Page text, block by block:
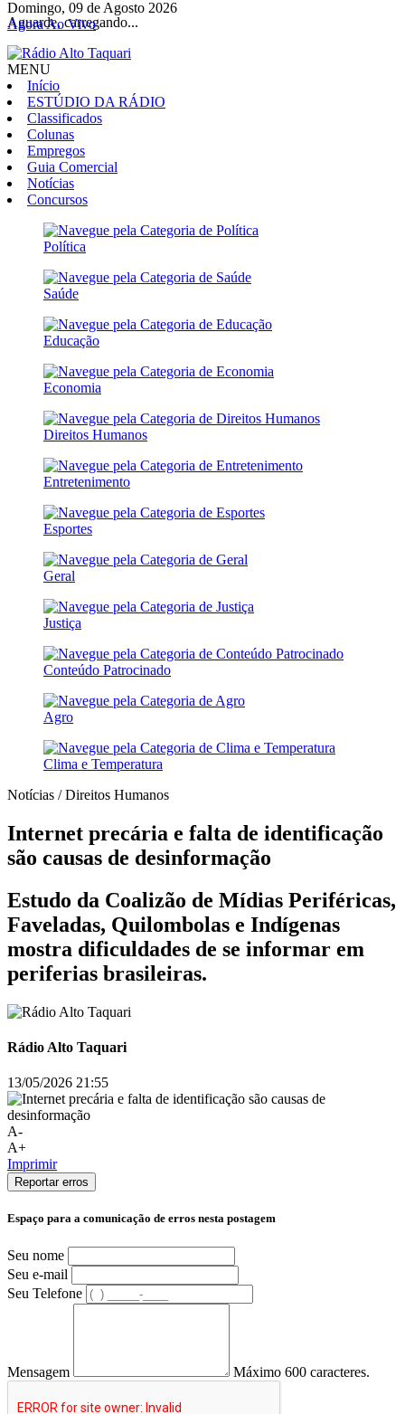
Aguarde, carregando...
Domingo, 09 de Agosto 2026
Agora Ao Vivo
MENU
Início
ESTÚDIO DA RÁDIO
Classificados
Colunas
Empregos
Guia Comercial
Notícias
Concursos
Política
Saúde
Educação
Economia
Direitos Humanos
Entretenimento
Esportes
Geral
Justiça
Conteúdo Patrocinado
Agro
Clima e Temperatura
Notícias / Direitos Humanos
Internet precária e falta de identificação
são causas de desinformação
Estudo da Coalizão de Mídias Periféricas,
Faveladas, Quilombolas e Indígenas
mostra dificuldades de se informar em
periferias brasileiras.
Rádio Alto Taquari
13/05/2026 21:55
A-
A+
Imprimir
Reportar erros
Espaço para a comunicação de erros nesta postagem
Seu nome
Seu e-mail
Seu Telefone
Mensagem Máximo 600 caracteres.